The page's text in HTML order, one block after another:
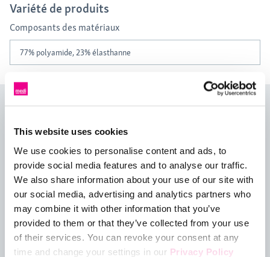
This website uses cookies
We use cookies to personalise content and ads, to
provide social media features and to analyse our traffic.
We also share information about your use of our site with
our social media, advertising and analytics partners who
may combine it with other information that you’ve
provided to them or that they’ve collected from your use
of their services. You can revoke your consent at any
time and change your settings in our Privacy Policy
Variété de produits
Composants des matériaux
77% polyamide, 23% élasthanne
compression
mediven® vitality
Compression de qualité supérieure pour tous les modes de vie!
Bas genou de luxe avec motifs pour hommes et femmes.
Motif à chevrons qui donne un look classique.
Douceur améliorée pour un confort qui dure toute la